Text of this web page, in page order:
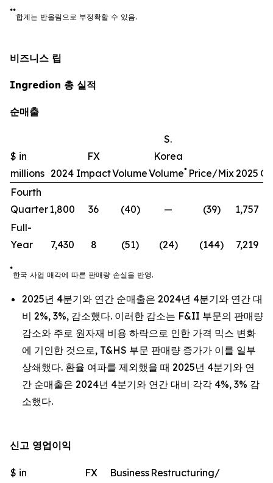
**
합계는 반올림으로 부정확할 수 있음.
비즈니스 립
Ingredion 총 실적
순매출
$ in
millions 2024
FX
ImpactVolume
S.
Korea
Volume* Price/Mix2025
Fourth
Quarter1,800 36 (40) — (39) 1,757
Full-
Year
7,430 8 (51) (24) (144) 7,219
*
한국 사업 매각에 따른 판매량 손실을 반영.
2025년 4분기와 연간 순매출은 2024년 4분기와 연간 대
비 2%, 3%, 감소했다. 이러한 감소는 F&II 부문의 판매량
감소와 주로 원자재 비용 하락으로 인한 가격 믹스 변화
에 기인한 것으로, T&HS 부문 판매량 증가가 이를 일부
상쇄했다. 환율 여파를 제외했을 때 2025년 4분기와 연
간 순매출은 2024년 4분기와 연간 대비 각각 4%, 3% 감
소했다.
신고 영업이익
$ in FX Business Restructuring/